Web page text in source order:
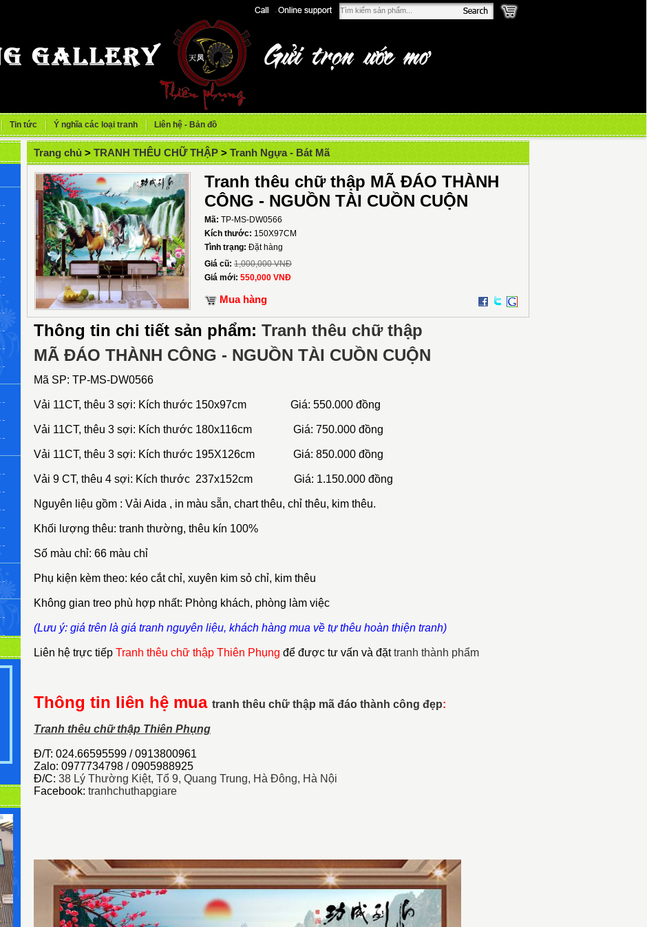
Tin tức Ý nghĩa các loại tranh Liên hệ - Bản đồ
Trang chủ > TRANH THÊU CHỮ THẬP > Tranh Ngựa - Bát Mã
Tranh thêu chữ thập MÃ ĐÁO THÀNH
CÔNG - NGUỒN TÀI CUỒN CUỘN
Mã: TP-MS-DW0566
Kích thước: 150X97CM
Tình trạng: Đặt hàng
Giá cũ: 1,000,000 VNĐ
Giá mới: 550,000 VNĐ
Mua hàng
Thông tin chi tiết sản phẩm: Tranh thêu chữ thập
MÃ ĐÁO THÀNH CÔNG - NGUỒN TÀI CUỒN CUỘN
Mã SP: TP-MS-DW0566
Vải 11CT, thêu 3 sợi : Kích thước 150x97cm Giá: 550.000 đồng
Vải 11CT, thêu 3 sợi: Kích thước 180x116cm Giá: 750.000 đồng
Vải 11CT, thêu 3 sợi: Kích thước 195X126cm Giá: 850.000 đồng
Vải 9 CT, thêu 4 sợi: Kích thước 237x152cm Giá: 1.150.000 đồng
Nguyên liệu gồm : Vải Aida , in màu sẵn, chart thêu, chỉ thêu, kim thêu.
Khối lượng thêu: tranh thường, thêu kín 100%
Số màu chỉ: 66 màu chỉ
Phụ kiện kèm theo: kéo cắt chỉ, xuyên kim sỏ chỉ, kim thêu
Không gian treo phù hợp nhất: Phòng khách, phòng làm việc
(Lưu ý: giá trên là giá tranh nguyên liệu, khách hàng mua về tự thêu hoàn thiện tranh)
Liên hệ trực tiếp Tranh thêu chữ thập Thiên Phụng để được tư vấn và đặttranh thành phẩm
Thông tin liên hệ mua tranh thêu chữ thập mã đáo thành công đẹp:
Tranh thêu chữ thập Thiên Phụng
Đ/T: 024.66595599 / 0913800961
Zalo: 0977734798 / 0905988925
Đ/C: 38 Lý Thường Kiệt, Tổ 9, Quang Trung, Hà Đông, Hà Nội
Facebook: tranhchuthapgiare